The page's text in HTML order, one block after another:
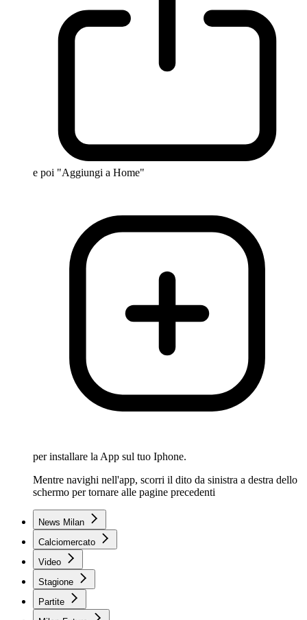
e poi "Aggiungi a Home"
per installare la App sul tuo Iphone.
Mentre navighi nell'app, scorri il dito da sinistra a destra dello
schermo per tornare alle pagine precedenti
News Milan
Calciomercato
Video
Stagione
Partite